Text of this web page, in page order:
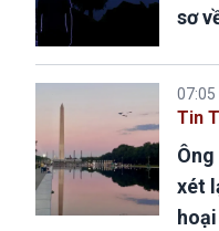
sơ
Tin
xét
hoại